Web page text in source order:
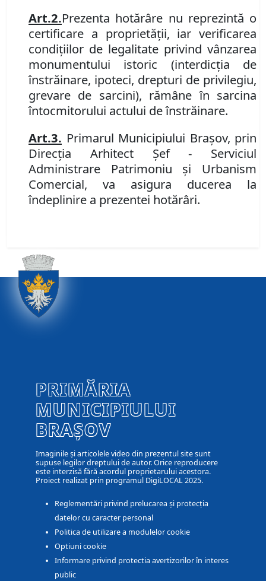
Art.2.Prezenta hotărâre nu reprezintă o
certificare a proprietăţii, iar verificarea
condiţiilor de legalitate privind vânzarea
monumentului istoric (interdicţia de
înstrăinare, ipoteci, drepturi de privilegiu,
grevare de sarcini), rămâne în sarcina
întocmitorului actului de înstrăinare.
Art.3. Primarul Municipiului Braşov, prin
Direcția Arhitect Șef - Serviciul
Administrare Patrimoniu şi Urbanism
Comercial, va asigura ducerea la
îndeplinire a prezentei hotărâri.
PRIMĂRIA
MUNICIPIULUI
BRAȘOV
Imaginile și articolele video din prezentul site sunt
supuse legilor dreptului de autor. Orice reproducere
este interzisă fără acordul proprietarului acestora.
Proiect realizat prin programul DigiLOCAL 2025.
Reglementări privind prelucarea și protecția
datelor cu caracter personal
Politica de utilizare a modulelor cookie
Optiuni cookie
Informare privind protectia avertizorilor în interes
public